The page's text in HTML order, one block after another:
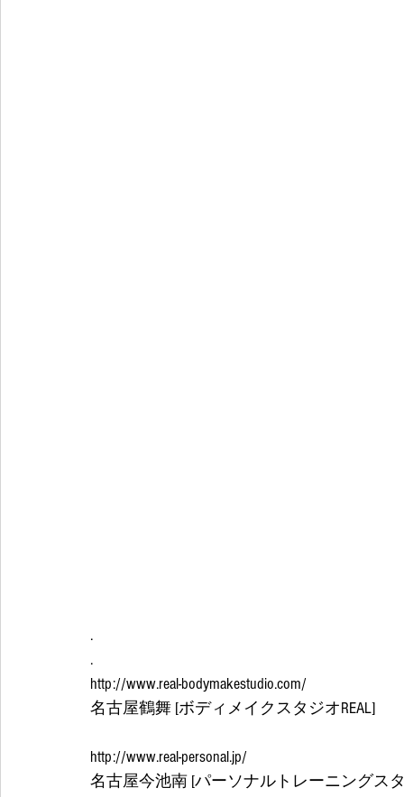
.
.
http://www.real-bodymakestudio.com/
名古屋鶴舞 [ボディメイクスタジオREAL]
http://www.real-personal.jp/
名古屋今池南 [パーソナルトレーニングスタ